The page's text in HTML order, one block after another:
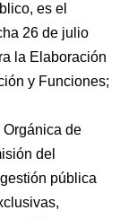
es el
26 de julio
la Elaboración
y Funciones;
Orgánica de
del
pública